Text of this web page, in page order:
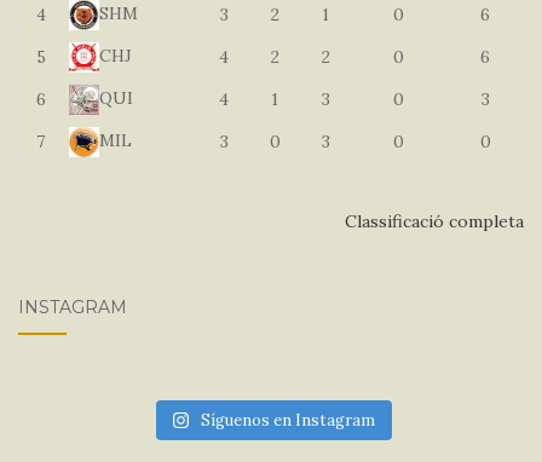
4
SHM 3 2 1 0
6
5
CHJ 4 2 2 0
6
6
QUI 4 1 3 0
3
7
MIL 3 0 3 0 0
Classificació completa
INSTAGRAM
Síguenos en Instagram